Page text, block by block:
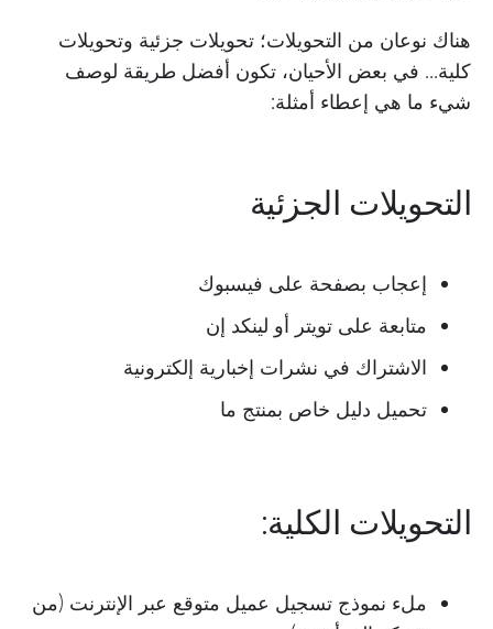
هناك نوعان من التحويلات؛ تحويلات جزئية وتحويلات
كلية… في بعض الأحيان، تكون أفضل طريقة لوصف
شيء ما هي إعطاء أمثلة:
التحويلات الجزئية
إعجاب بصفحة على فيسبوك
متابعة على تويتر أو لينكد إن
الاشتراك في نشرات إخبارية إلكترونية
تحميل دليل خاص بمنتج ما
التحويلات الكلية:
ملء نموذج تسجيل عميل متوقع عبر الإنترنت (من